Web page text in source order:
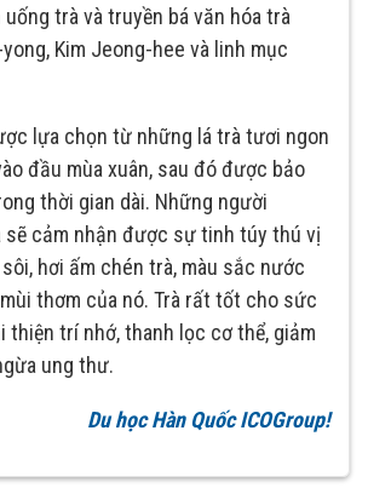
trà và truyền bá văn hóa trà
Kim Jeong-hee và linh mục
lựa chọn từ những lá trà tươi ngon
đầu mùa xuân, sau đó được bảo
thời gian dài. Những người
cảm nhận được sự tinh túy thú vị
hơi ấm chén trà, màu sắc nước
thơm của nó. Trà rất tốt cho sức
thiện trí nhớ, thanh lọc cơ thể, giảm
ung thư.
Du học Hàn Quốc ICOGroup!